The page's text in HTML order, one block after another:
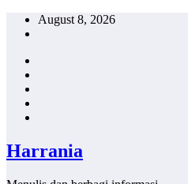
Skip
August 8, 2026
Harrania